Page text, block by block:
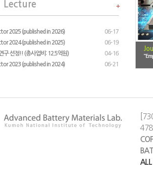
Lecture
2025 (published in 2026)
06-17
2024 (published in 2025)
06-19
구 선정!! (총사업비: 12.5억원)
04-16
2023 (published in 2024)
06-21
All-Solid-State Li-Ion Batteries”
By Do-Hyun Kim et al.
ALL